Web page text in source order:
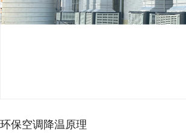
车间高温影响生产？工业节…